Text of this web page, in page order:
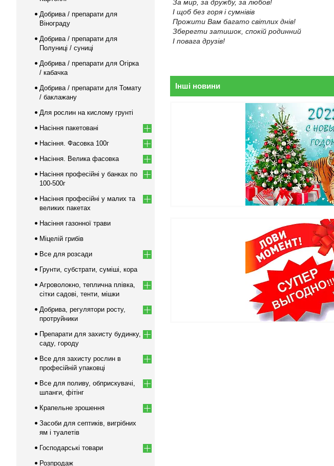
За мир, за дружбу, за любов!
І щоб без горя і сумнівів
Прожити Вам багато світлих днів!
Зберегти затишок, спокій родинний
І повага друзів!
Інші новини
Добрива / препарати для
Вінограду
Добрива / препарати для
Полуниці / суниці
Добрива / препарати для Огірка
/ кабачка
Добрива / препарати для Томату
/ баклажану
Для рослин на кислому грунті
Насіння пакетовані
Насіння. Фасовка 100г
Насіння. Велика фасовка
Насіння професійні у банках по
100-500г
Насіння професійні у малих та
великих пакетах
Насіння газонної трави
Міцелій грибів
Все для розсади
Грунти, субстрати, суміші, кора
Агроволокно, теплична плівка,
сітки садові, тенти, мішки
Добрива, регулятори росту,
протруйники
Препарати для захисту будинку,
саду, городу
Все для захисту рослин в
професійній упаковці
Все для поливу, обприскувачі,
шланги, фітінг
Крапельне зрошення
Засоби для септиків, вигрібних
ям і туалетів
Господарські товари
Розпродаж